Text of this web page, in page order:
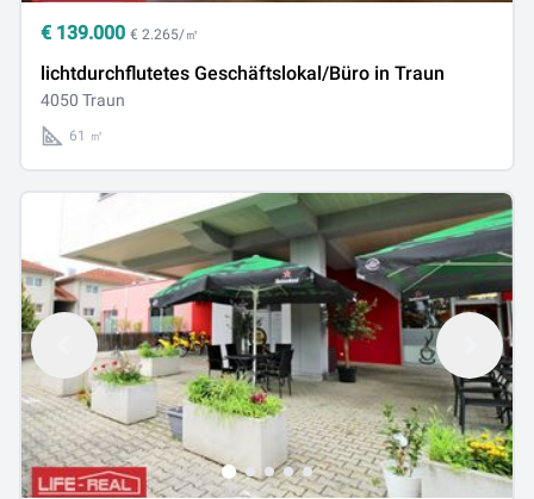
€ 139.000 € 2.265/㎡
lichtdurchflutetes Geschäftslokal/Büro in Traun
4050 Traun
61 ㎡